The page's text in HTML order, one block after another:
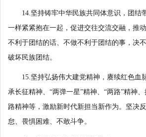
14.坚持铸牢中华民族共同体意识，团结
一样紧紧抱在一起，促进交往交流交融，推
不利于团结的话、不做不利于团结的事，决
破坏民族团结。
15.坚持弘扬伟大建党精神，赓续红色血
承长征精神、“两弹一星”精神、“两路”精神
路精神等，激励新时代新担当新作为。坚决
怠、畏惧困难、不敢斗争。